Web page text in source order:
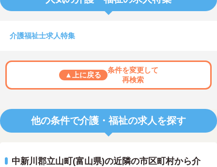
介護福祉士求人特集
▲上に戻る
条件を変更して
再検索
他の条件で介護・福祉の求人を探す
中新川郡立山町(富山県)の近隣の市区町村から介